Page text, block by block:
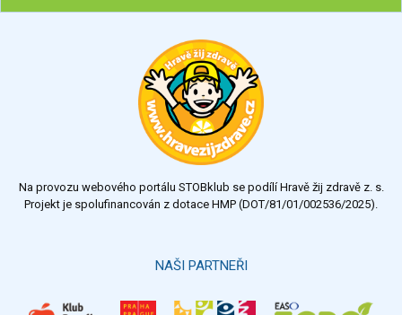
Výsledky Všechny ankety
Na provozu webového portálu STOBklub se podílí Hravě žij zdravě z. s.
Projekt je spolufinancován z dotace HMP (DOT/81/01/002536/2025).
NAŠI PARTNEŘI